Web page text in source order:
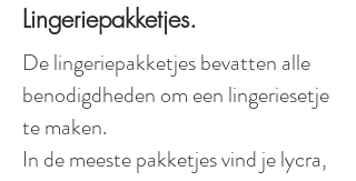
Lingeriepakketjes.
De lingeriepakketjes bevatten alle
benodigdheden om een lingeriesetje
te maken.
In de meeste pakketjes vind je lycra,